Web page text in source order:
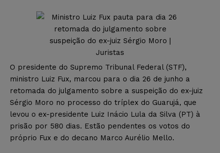
O presidente do Supremo Tribunal Federal (STF),
ministro Luiz Fux, marcou para o dia 26 de junho a
retomada do julgamento sobre a suspeição do ex-juiz
Sérgio Moro no processo do tríplex do Guarujá, que
levou o ex-presidente Luiz Inácio Lula da Silva (PT) à
prisão por 580 dias. Estão pendentes os votos do
próprio Fux e do decano Marco Aurélio Mello.